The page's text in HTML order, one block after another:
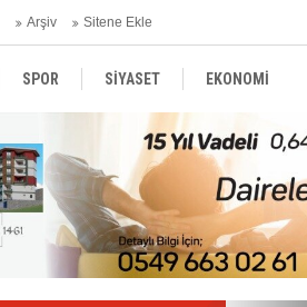
Arşiv Sitene Ekle
SPOR SİYASET EKONOMİ
MAGAZİN BİLİM - TEKNOLOJİ